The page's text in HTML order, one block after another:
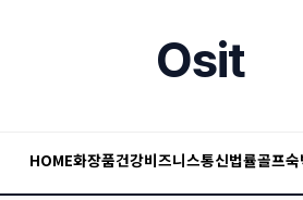
Osit
HOME화장품건강비즈니스통신법률골프